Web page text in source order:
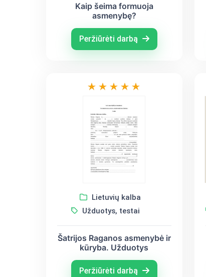
Kaip šeima formuoja
asmenybę?
Peržiūrėti darbą
Lietuvių kalba
Užduotys, testai
Šatrijos Raganos asmenybė ir
kūryba. Užduotys
Peržiūrėti darbą